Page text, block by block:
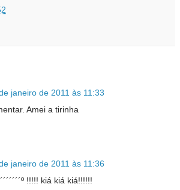
janeiro de 2011 às 11:33
Amei a tirinha
janeiro de 2011 às 11:36
!!!!! kiá kiá kiá!!!!!!